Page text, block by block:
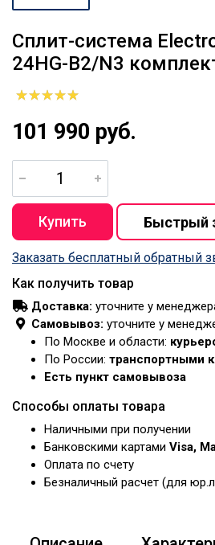
Сплит-система
24HG-B2/N3
101 990 руб.
Заказать бесплатный обратный
Как получить товар
Доставка: уточните у
Самовывоз: уточните у
По Москве и области:
По России: транспортными
Есть пункт самовывоза
Способы оплаты товара
Наличными при получении
Банковскими картами Visa,
Оплата по счету
Безналичный расчет (для